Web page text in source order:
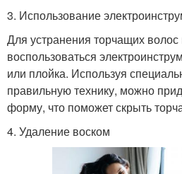
3. Использование
Для устранения торчащих
воспользоваться
или плойка. Используя
правильную технику, можно
форму, что поможет скрыть
4. Удаление воском